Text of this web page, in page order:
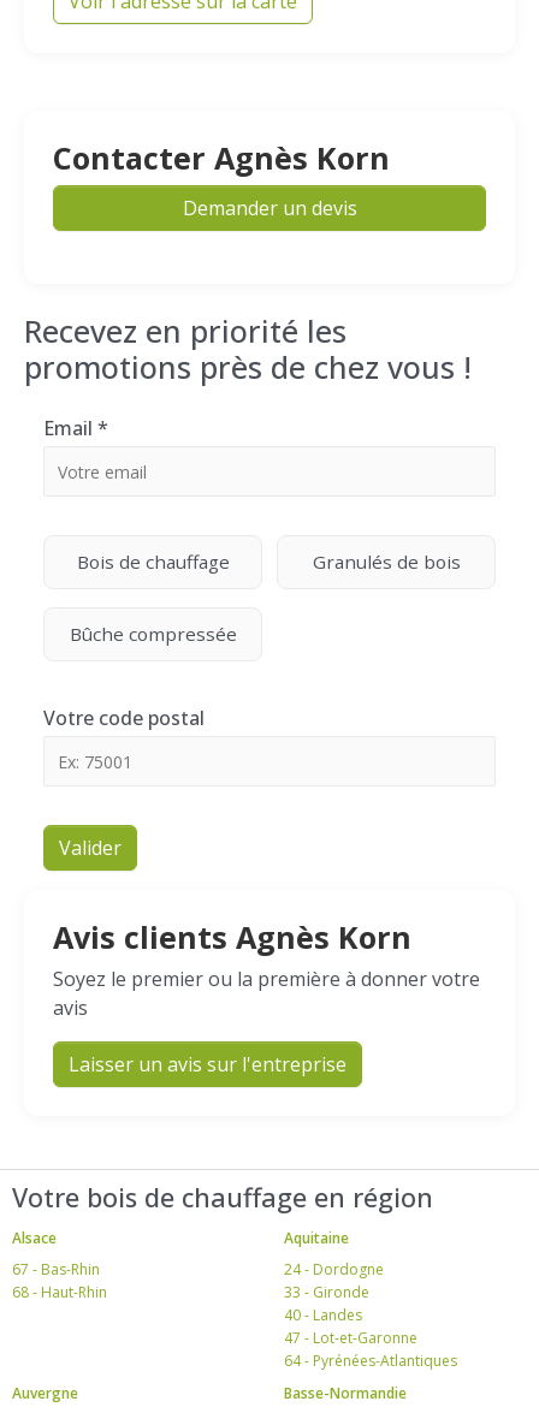
Contacter Agnès Korn
Demander un devis
Recevez en priorité les
promotions près de chez vous !
Email *
Bois de chauffage Granulés de bois
Bûche compressée
Votre code postal
Valider
Avis clients Agnès Korn
Soyez le premier ou la première à donner votre
avis
Laisser un avis sur l'entreprise
Votre bois de chauffage en région
Alsace
67 - Bas-Rhin
68 - Haut-Rhin
Aquitaine
24 - Dordogne
33 - Gironde
40 - Landes
47 - Lot-et-Garonne
64 - Pyrénées-Atlantiques
Auvergne
Basse-Normandie